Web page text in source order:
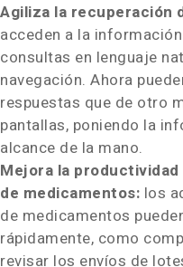
Agiliza la recuperación
acceden a la
consultas en lenguaje
navegación. Ahora
respuestas que de otro
pantallas, poniendo la
alcance de la mano.
Mejora la
de medicamentos: los
de medicamentos
rápidamente, como
revisar los envíos de